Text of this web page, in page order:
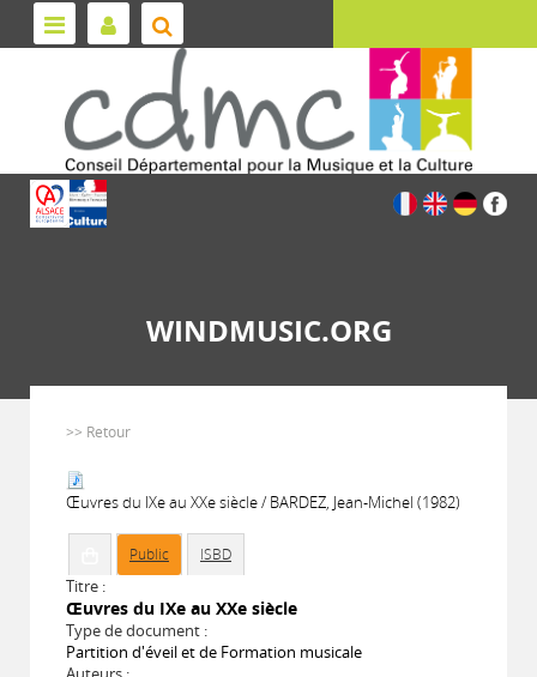
WINDMUSIC.ORG
>> Retour
Œuvres du IXe au XXe siècle / BARDEZ, Jean-Michel (1982)
Public ISBD
Titre :
Œuvres du IXe au XXe siècle
Type de document :
Partition d'éveil et de Formation musicale